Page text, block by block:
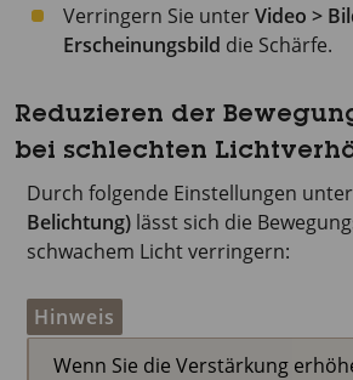
Verringern Sie unterVideo >
Erscheinungsbild die Schärfe.
Reduzieren der
bei schlechten
Durch folgende Einstellungen unter
Belichtung) lässt sich die
schwachem Licht verringern:
Hinweis
Wenn Sie die Verstärkung